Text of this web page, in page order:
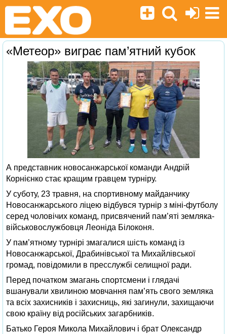
«Метеор» виграє пам’ятний кубок
А представник новосанжарської команди Андрій
Корнієнко стає кращим гравцем турніру.
У суботу, 23 травня, на спортивному майданчику
Новосанжарського ліцею відбувся турнір з міні-футболу
серед чоловічих команд, присвячений пам’яті земляка-
військовослужбовця Леоніда Білоконя.
У пам’ятному турнірі змагалися шість команд із
Новосанжарської, Драбинівської та Михайлівської
громад, повідомили в пресслужбі селищної ради.
Перед початком змагань спортсмени і глядачі
вшанували хвилиною мовчання пам’ять свого земляка
та всіх захисників і захисниць, які загинули, захищаючи
свою країну від російських загарбників.
Батько Героя Микола Михайлович і брат Олександр